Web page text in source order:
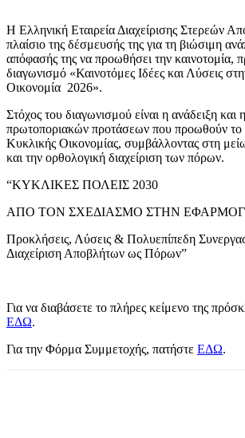
Η Ελληνική Εταιρεία Διαχείρισης Στερεών
πλαίσιο της δέσμευσής της για τη βιώσιμη
απόφασής της να προωθήσει την καινοτομία,
διαγωνισμό «Καινοτόμες Ιδέες και Λύσεις
Οικονομία 2026».
Στόχος του διαγωνισμού είναι η ανάδειξη και
πρωτοποριακών προτάσεων που προωθούν το
Κυκλικής Οικονομίας, συμβάλλοντας στη
και την ορθολογική διαχείριση των πόρων.
“ΚΥΚΛΙΚΕΣ ΠΟΛΕΙΣ 2030
ΑΠΟ ΤΟΝ ΣΧΕΔΙΑΣΜΟ ΣΤΗΝ
Προκλήσεις, Λύσεις & Πολυεπίπεδη
Διαχείριση Αποβλήτων ως Πόρων”
Για να διαβάσετε το πλήρες κείμενο της
ΕΔΩ.
Για την Φόρμα Συμμετοχής, πατήστε ΕΔΩ.